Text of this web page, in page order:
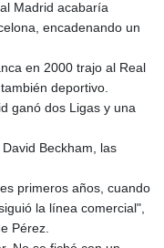
Madrid acabaría
encadenando un
en 2000 trajo al Real
deportivo.
ganó dos Ligas y una
Beckham, las
primeros años, cuando
la línea comercial",
Pérez.